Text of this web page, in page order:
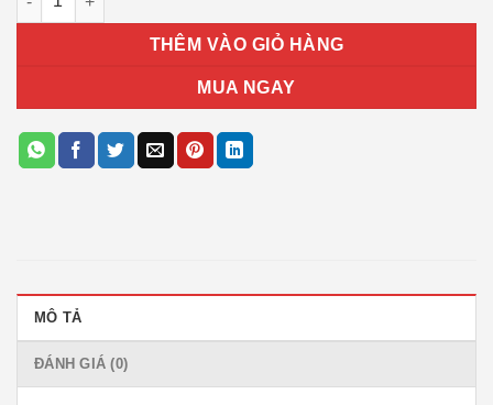
THÊM VÀO GIỎ HÀNG
MUA NGAY
MÔ TẢ
ĐÁNH GIÁ (0)